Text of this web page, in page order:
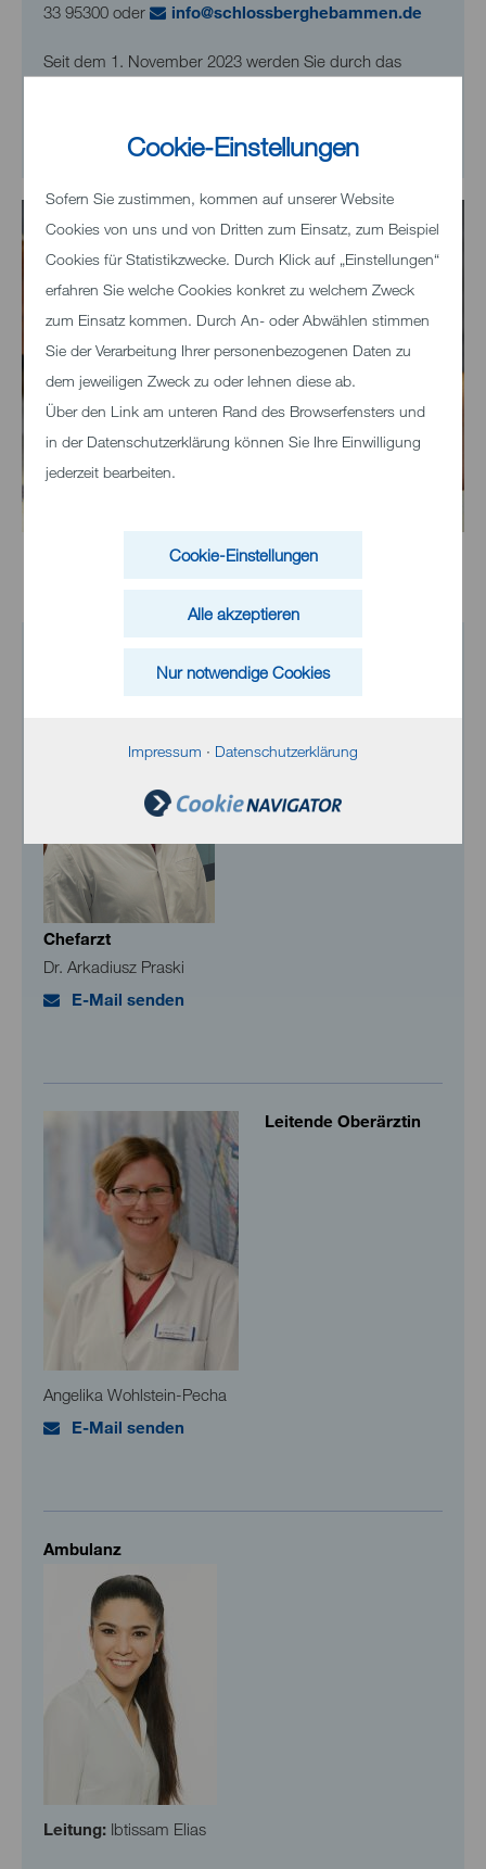
Cookie-Einstellungen
Sofern Sie zustimmen, kommen auf unserer Website
Cookies von uns und von Dritten zum Einsatz, zum Beispiel
Cookies für Statistikzwecke. Durch Klick auf „Einstellungen“
erfahren Sie welche Cookies konkret zu welchem Zweck
zum Einsatz kommen. Durch An- oder Abwählen stimmen
Sie der Verarbeitung Ihrer personenbezogenen Daten zu
dem jeweiligen Zweck zu oder lehnen diese ab.
Über den Link am unteren Rand des Browserfensters und
in der Datenschutzerklärung können Sie Ihre Einwilligung
jederzeit bearbeiten.
Cookie-Einstellungen
Alle akzeptieren
Nur notwendige Cookies
Impressum · Datenschutzerklärung
33 95300 oder nf schl ssb rgh b mm n d
Seit dem 1. November 2023 werden Sie durch das
www.schlossberghebammen.de
Chefarzt
Dr. Arkadiusz Praski
E-Mail senden
Leitende Oberärztin
Angelika Wohlstein-Pecha
E-Mail senden
Ambulanz
Leitung: Ibtissam Elias